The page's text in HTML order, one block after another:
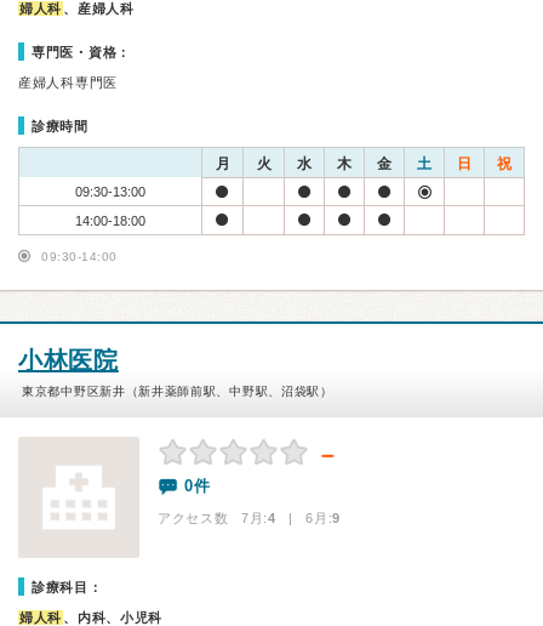
婦人科 、産婦人科
専門医・資格：
産婦人科専門医
診療時間
月 火 水 木 金 土 日 祝
09:30-13:00
14:00-18:00
09:30-14:00
小林医院
東京都中野区新井（新井薬師前駅、中野駅、沼袋駅）
－
0件
アクセス数 7月:4 | 6月:9
診療科目：
婦人科 、内科、小児科